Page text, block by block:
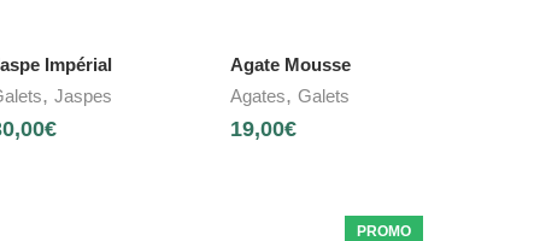
Impérial
, Jaspes
€
Agate Mousse
Agates,Galets
19,00€
PROMO